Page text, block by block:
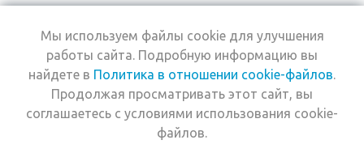
+7 (495) 969-0950
2026 © Интернет-
магазин Estel
Компания
Информация
Помощь
Мы используем файлы cookie для улучшения
работы сайта. Подробную информацию вы
найдете в Политика в отношении cookie-файлов.
Продолжая просматривать этот сайт, вы
соглашаетесь с условиями использования cookie-
файлов.